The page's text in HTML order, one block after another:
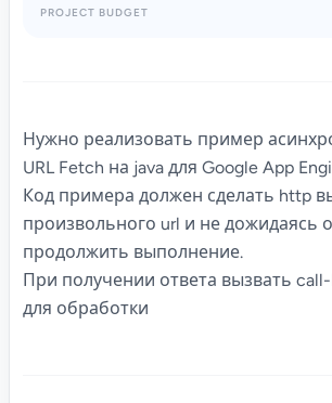
PROJECT BUDGET
Нужно реализовать пример
URL Fetch на java для Google App
Код примера должен сделать http
произвольного url и не дожидаясь
продолжить выполнение.
При получении ответа вызвать
для обработки